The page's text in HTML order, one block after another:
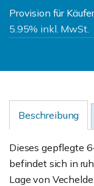
Provision für
5.95% inkl. MwSt.
Beschreibung
Dieses gepflegte
befindet sich in
Lage von